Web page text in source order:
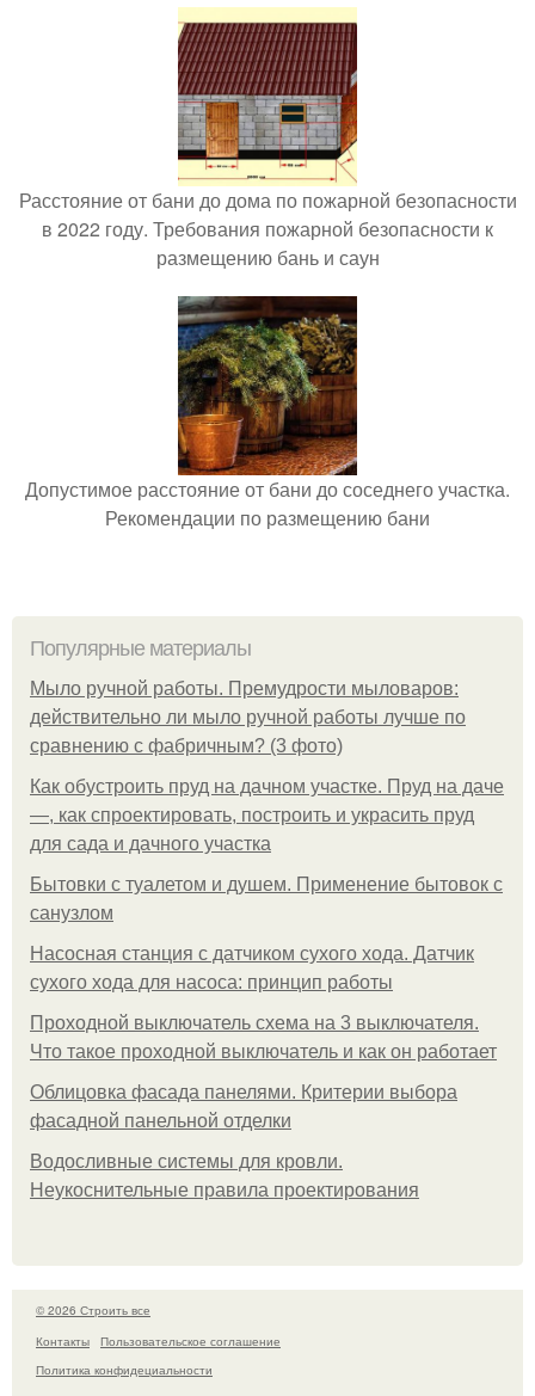
Расстояние от бани до дома по пожарной безопасности
в 2022 году. Требования пожарной безопасности к
размещению бань и саун
Допустимое расстояние от бани до соседнего участка.
Рекомендации по размещению бани
Популярные материалы
Мыло ручной работы. Премудрости мыловаров:
действительно ли мыло ручной работы лучше по
сравнению с фабричным? (3 фото)
Как обустроить пруд на дачном участке. Пруд на даче
—, как спроектировать, построить и украсить пруд
для сада и дачного участка
Бытовки с туалетом и душем. Применение бытовок с
санузлом
Насосная станция с датчиком сухого хода. Датчик
сухого хода для насоса: принцип работы
Проходной выключатель схема на 3 выключателя.
Что такое проходной выключатель и как он работает
Облицовка фасада панелями. Критерии выбора
фасадной панельной отделки
Водосливные системы для кровли.
Неукоснительные правила проектирования
© 2026 Строить все
Контакты
Пользовательское соглашение
Политика конфидециальности